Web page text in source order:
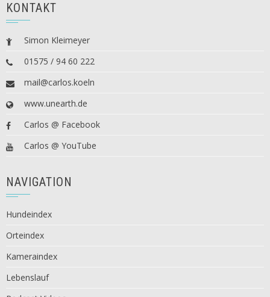
KONTAKT
Simon Kleimeyer
01575 / 94 60 222
mail@carlos.koeln
www.unearth.de
Carlos @ Facebook
Carlos @ YouTube
NAVIGATION
Hundeindex
Orteindex
Kameraindex
Lebenslauf